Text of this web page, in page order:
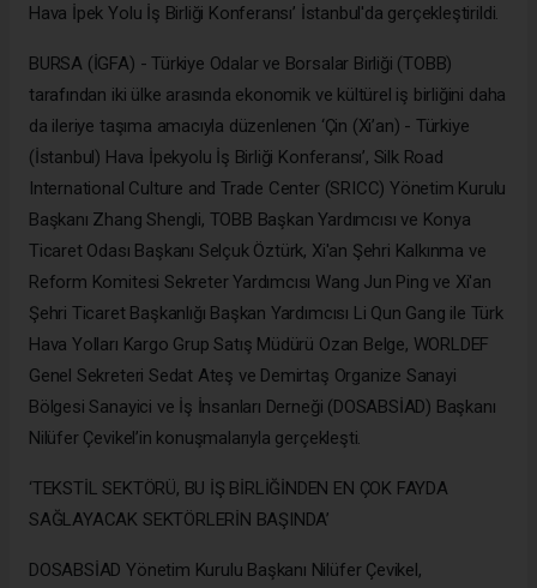
Hava İpek Yolu İş Birliği Konferansı’ İstanbul'da gerçekleştirildi.
BURSA (İGFA) - Türkiye Odalar ve Borsalar Birliği (TOBB)
tarafından iki ülke arasında ekonomik ve kültürel iş birliğini daha
da ileriye taşıma amacıyla düzenlenen ‘Çin (Xi’an) - Türkiye
(İstanbul) Hava İpekyolu İş Birliği Konferansı’, Silk Road
International Culture and Trade Center (SRICC) Yönetim Kurulu
Başkanı Zhang Shengli, TOBB Başkan Yardımcısı ve Konya
Ticaret Odası Başkanı Selçuk Öztürk, Xi'an Şehri Kalkınma ve
Reform Komitesi Sekreter Yardımcısı Wang Jun Ping ve Xi'an
Şehri Ticaret Başkanlığı Başkan Yardımcısı Li Qun Gang ile Türk
Hava Yolları Kargo Grup Satış Müdürü Ozan Belge, WORLDEF
Genel Sekreteri Sedat Ateş ve Demirtaş Organize Sanayi
Bölgesi Sanayici ve İş İnsanları Derneği (DOSABSİAD) Başkanı
Nilüfer Çevikel’in konuşmalarıyla gerçekleşti.
‘TEKSTİL SEKTÖRÜ, BU İŞ BİRLİĞİNDEN EN ÇOK FAYDA
SAĞLAYACAK SEKTÖRLERİN BAŞINDA’
DOSABSİAD Yönetim Kurulu Başkanı Nilüfer Çevikel,